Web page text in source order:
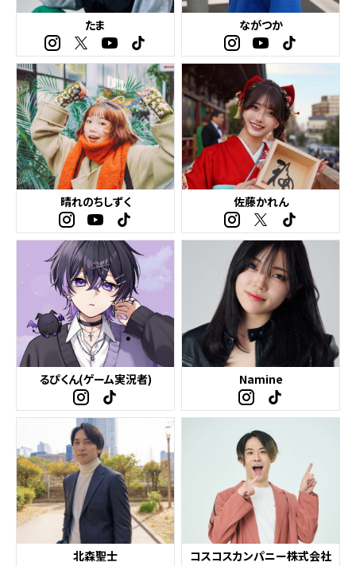
たま ながつか
晴れのちしずく 佐藤かれん
るぴくん(ゲーム実況者) Namine
北森聖士 コスコスカンパニー株式会社